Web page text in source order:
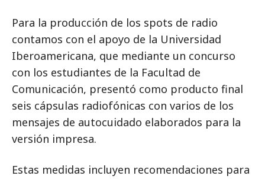
Para la producción de los spots de radio
contamos con el apoyo de la Universidad
Iberoamericana, que mediante un concurso
con los estudiantes de la Facultad de
Comunicación, presentó como producto final
seis cápsulas radiofónicas con varios de los
mensajes de autocuidado elaborados para la
versión impresa.
Estas medidas incluyen recomendaciones para